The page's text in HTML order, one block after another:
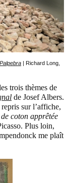
Palpebra | Richard Long,
trois thèmes de
de Josef Albers.
sur l’affiche,
coton apprêtée
Plus loin,
me plaît